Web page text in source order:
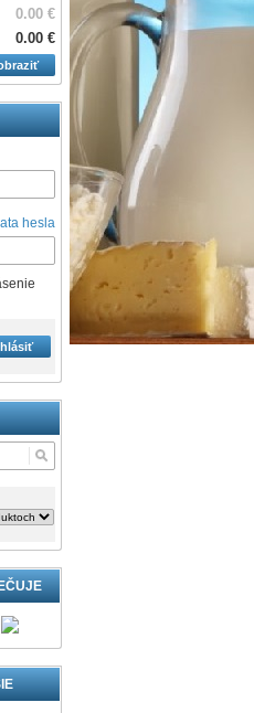
0.00 €
0.00 €
hesla